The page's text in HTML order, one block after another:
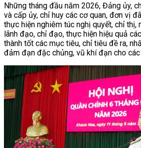
Những tháng đầu năm 2026, Đảng ủy,
và cấp ủy, chỉ huy các cơ quan, đơn vị
thực hiện nghiêm túc nghị quyết, chỉ thị,
lãnh đạo, chỉ đạo, thực hiện hiệu quả
thành tốt các mục tiêu, chỉ tiêu đề ra,
đảm đạn đặc chủng, vũ khí đạn cho